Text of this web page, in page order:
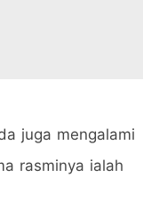
juga mengalami
rasminya ialah